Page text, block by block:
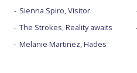
Sienna Spiro, Visitor
The Strokes, Reality awaits
Melanie Martinez, Hades